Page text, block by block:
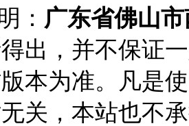
： 广东省佛山
出，并不保证
本为准。凡是
关，本站也不